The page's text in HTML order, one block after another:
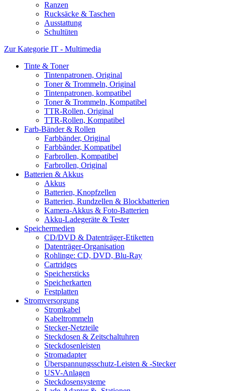
Ranzen
Rucksäcke & Taschen
Ausstattung
Schultüten
Zur Kategorie IT - Multimedia
Tinte & Toner
Tintenpatronen, Original
Toner & Trommeln, Original
Tintenpatronen, kompatibel
Toner & Trommeln, Kompatibel
TTR-Rollen, Original
TTR-Rollen, Kompatibel
Farb-Bänder & Rollen
Farbbänder, Original
Farbbänder, Kompatibel
Farbrollen, Kompatibel
Farbrollen, Original
Batterien & Akkus
Akkus
Batterien, Knopfzellen
Batterien, Rundzellen & Blockbatterien
Kamera-Akkus & Foto-Batterien
Akku-Ladegeräte & Tester
Speichermedien
CD/DVD & Datenträger-Etiketten
Datenträger-Organisation
Rohlinge: CD, DVD, Blu-Ray
Cartridges
Speichersticks
Speicherkarten
Festplatten
Stromversorgung
Stromkabel
Kabeltrommeln
Stecker-Netzteile
Steckdosen & Zeitschaltuhren
Steckdosenleisten
Stromadapter
Überspannungsschutz-Leisten & -Stecker
USV-Anlagen
Steckdosensysteme